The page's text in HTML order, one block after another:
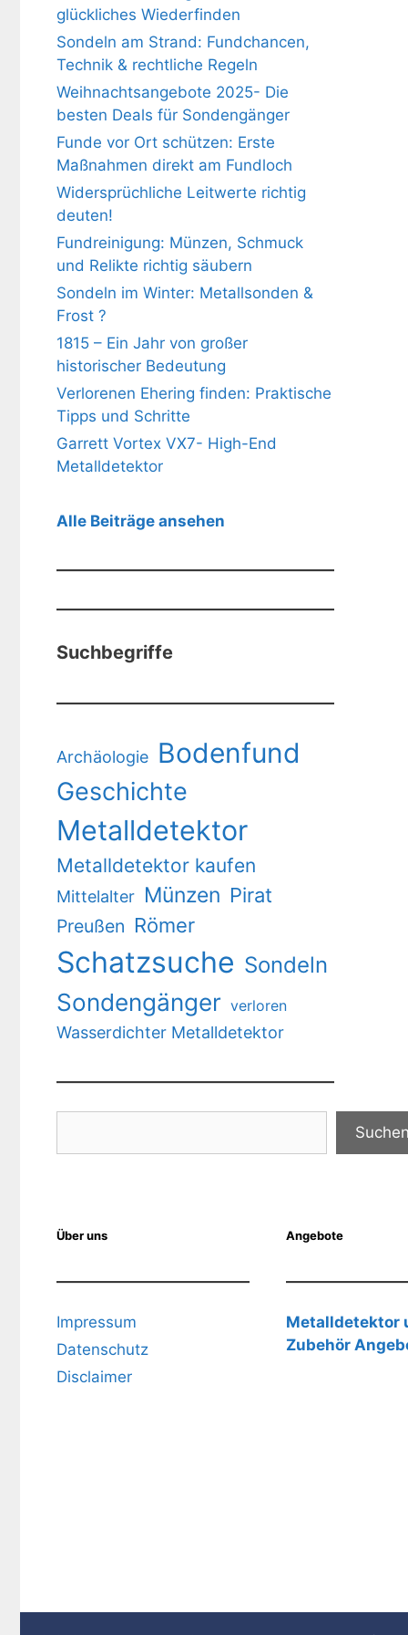
glückliches Wiederfinden
Sondeln am Strand: Fundchancen,
Technik & rechtliche Regeln
Weihnachtsangebote 2025- Die
besten Deals für Sondengänger
Funde vor Ort schützen: Erste
Maßnahmen direkt am Fundloch
Widersprüchliche Leitwerte richtig
deuten!
Fundreinigung: Münzen, Schmuck
und Relikte richtig säubern
Sondeln im Winter: Metallsonden &
Frost ?
1815 – Ein Jahr von großer
historischer Bedeutung
Verlorenen Ehering finden: Praktische
Tipps und Schritte
Garrett Vortex VX7- High-End
Metalldetektor
Alle Beiträge ansehen
Suchbegriffe
Archäologie Bodenfund
Geschichte
Metalldetektor
Metalldetektor kaufen
Mittelalter Münzen Pirat
Preußen Römer
Schatzsuche Sondeln
Sondengänger verloren
Wasserdichter Metalldetektor
Über uns
Impressum
Datenschutz
Disclaimer
Angebote
Metalldetektor
Zubehör